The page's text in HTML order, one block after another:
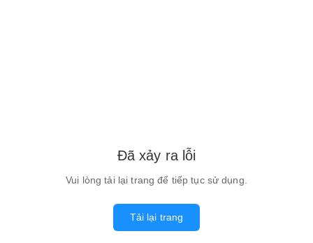
Đã xảy ra lỗi
Vui lòng tải lại trang để tiếp tục sử dụng.
Tải lại trang